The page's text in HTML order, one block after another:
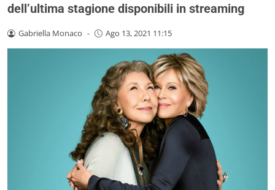
dell’ultima stagione disponibili in streaming
Gabriella Monaco - Ago 13, 2021 11:15